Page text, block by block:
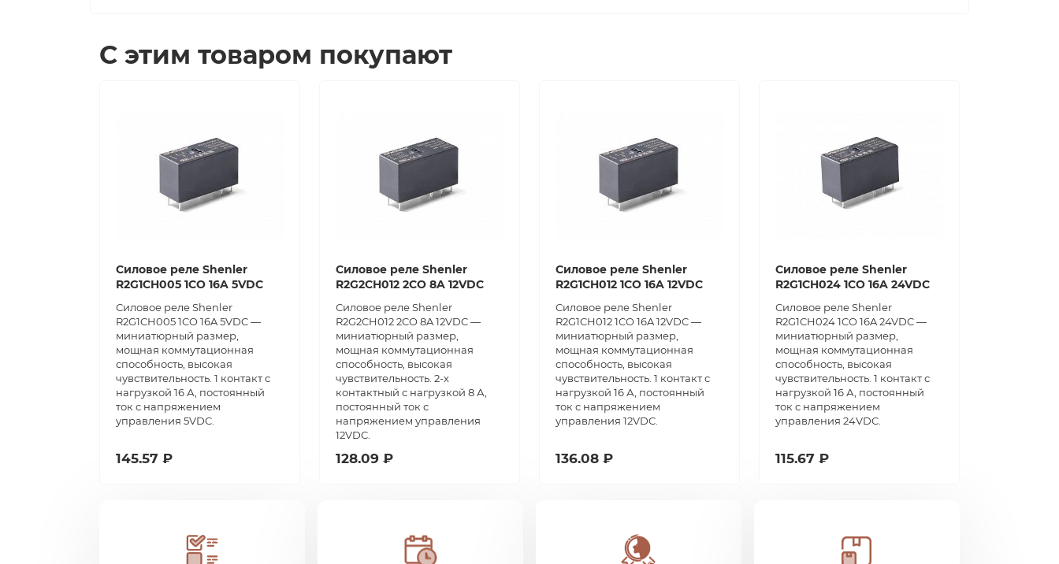
С этим товаром покупают
Силовое реле Shenler
R2G1CH005 1CO 16A 5VDC
Силовое реле Shenler
R2G1CH005 1CO 16A 5VDC —
миниатюрный размер,
мощная коммутационная
способность, высокая
чувствительность. 1 контакт с
нагрузкой 16 А, постоянный
ток с напряжением
управления 5VDC.
145.57 ₽
Силовое реле Shenler
R2G2CH012 2CO 8A 12VDC
Силовое реле Shenler
R2G2CH012 2CO 8A 12VDC —
миниатюрный размер,
мощная коммутационная
способность, высокая
чувствительность. 2-х
контактный с нагрузкой 8 А,
постоянный ток с
напряжением управления
12VDC.
128.09 ₽
Силовое реле Shenler
R2G1CH012 1CO 16A 12VDC
Силовое реле Shenler
R2G1CH012 1CO 16A 12VDC —
миниатюрный размер,
мощная коммутационная
способность, высокая
чувствительность. 1 контакт с
нагрузкой 16 А, постоянный
ток с напряжением
управления 12VDC.
136.08 ₽
Силовое реле Shenler
R2G1CH024 1CO 16A 24VDC
Силовое реле Shenler
R2G1CH024 1CO 16A 24VDC —
миниатюрный размер,
мощная коммутационная
способность, высокая
чувствительность. 1 контакт с
нагрузкой 16 А, постоянный
ток с напряжением
управления 24VDC.
115.67 ₽